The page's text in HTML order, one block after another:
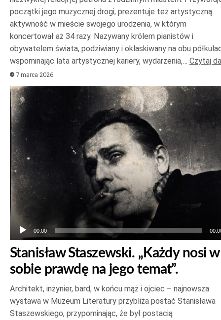
początki jego muzycznej drogi, prezentuje też artystyczną
aktywność w mieście swojego urodzenia, w którym
koncertował aż 34 razy. Nazywany królem pianistów i
obywatelem świata, podziwiany i oklaskiwany na obu
wspominając lata artystycznej kariery, wydarzenia,… Czytaj
7 marca 2026
Odtwarzacz
plików
dźwiękowych
00:00
Stanisław Staszewski. „Każdy nosi w
sobie prawdę na jego temat”.
Architekt, inżynier, bard, w końcu mąż i ojciec – najnowsza
wystawa w Muzeum Literatury przybliża postać Stanisława
Staszewskiego, przypominając, że był postacią